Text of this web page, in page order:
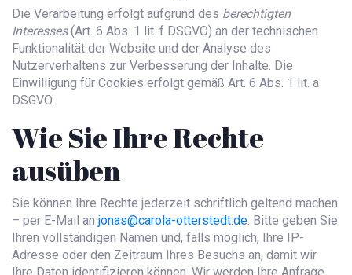
Die Verarbeitung erfolgt aufgrund des berechtigten
Interesses(Art. 6 Abs. 1 lit. f DSGVO) an der technischen
Funktionalität der Website und der Analyse des
Nutzerverhaltens zur Verbesserung der Inhalte. Die
Einwilligung für Cookies erfolgt gemäß Art. 6 Abs. 1 lit. a
DSGVO.
Wie Sie Ihre Rechte
ausüben
Sie können Ihre Rechte jederzeit schriftlich geltend machen
– per E-Mail an jonas@carola-otterstedt.de. Bitte geben Sie
Ihren vollständigen Namen und, falls möglich, Ihre IP-
Adresse oder den Zeitraum Ihres Besuchs an, damit wir